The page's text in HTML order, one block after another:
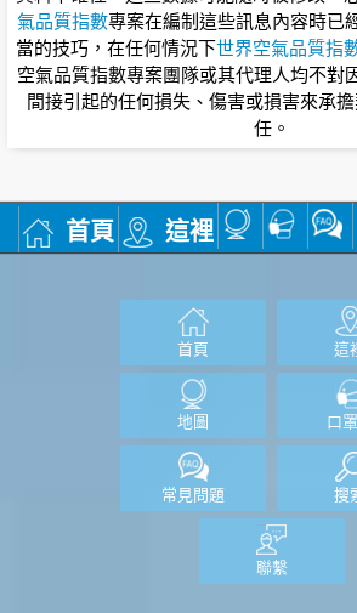
氣品質指數專案在編制這些訊息內容時已
當的技巧，在任何情況下世界空氣品質指
空氣品質指數專案團隊或其代理人均不對
間接引起的任何損失、傷害或損害來承
任。
首頁 這裡
首頁 這
地圖 口
常見問題 搜
聯繫